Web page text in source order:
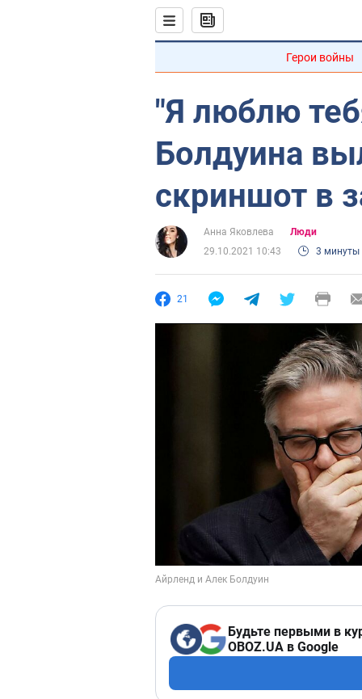
Герои войны
"Я люблю
Болдуина
скриншот в
Анна Яковлева
Люди
29.10.2021 10:43
3 минуты
21
Будьте первыми в
OBOZ.UA в Google